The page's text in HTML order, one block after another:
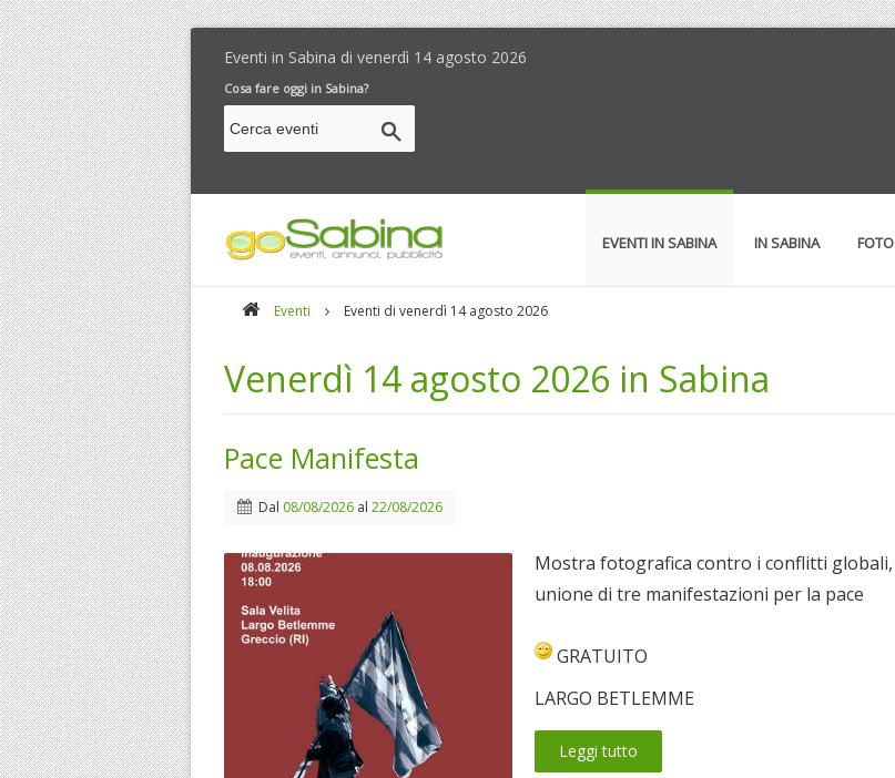
Eventi in Sabina di venerdì 14 agosto 2026
Cosa fare oggi in Sabina?
EVENTI IN SABINA IN SABINA FOTO
Eventi Eventi di venerdì 14 agosto 2026
Venerdì 14 agosto 2026 in Sabina
Pace Manifesta
Dal 08/08/2026 al 22/08/2026
Mostra fotografica contro i conflitti globali,
unione di tre manifestazioni per la pace
GRATUITO
LARGO BETLEMME
Leggi tutto